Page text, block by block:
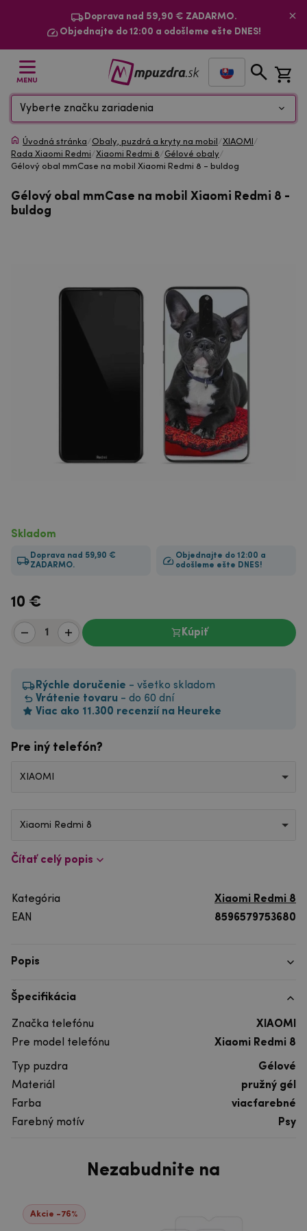
Doprava nad 59,90 € ZADARMO.
Objednajte do 12:00 a odošleme ešte DNES!
MENU
Vyberte značku zariadenia
Úvodná stránka/Obaly, puzdrá a kryty na mobil /XIAOMI /
Rada Xiaomi Redmi/Xiaomi Redmi 8/Gélové obaly/
Gélový obal mmCase na mobil Xiaomi Redmi 8 - buldog
Gélový obal mmCase na mobil Xiaomi Redmi 8 -
buldog
Skladom
Doprava nad 59,90 €
ZADARMO.
Objednajte do 12:00 a
odošleme ešte DNES!
10 €
Kúpiť
Rýchle doručenie - všetko skladom
Vrátenie tovaru - do 60 dní
Viac ako 11.300 recenzií na Heureke
Pre iný telefón?
XIAOMI
Xiaomi Redmi 8
Čítať celý popis
Kategória
Xiaomi Redmi 8
EAN
8596579753680
Popis
Špecifikácia
Značka telefónu
XIAOMI
Pre model telefónu
Xiaomi Redmi 8
Typ puzdra
Gélové
Materiál
pružný gél
Farba
viacfarebné
Farebný motív
Psy
Nezabudnite na
Akcie -76%